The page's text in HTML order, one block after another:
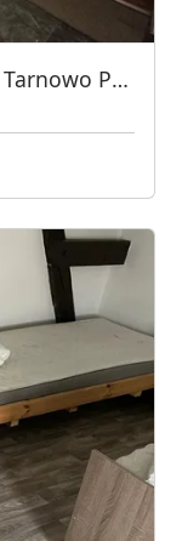
Noclegi pracownicze Batorowo Tarnowo Podgórne Lusowo Dom na wyłączność